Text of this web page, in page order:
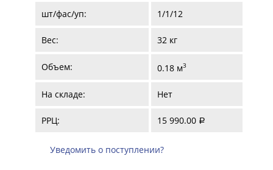
шт/фас/уп: 1/1/12
Вес: 32 кг
Объем: 0.18 м3
На складе: Нет
РРЦ: 15 990.00 a
Уведомить о поступлении?